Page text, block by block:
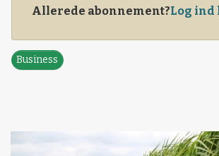
Allerede abonnement?Log ind
Business